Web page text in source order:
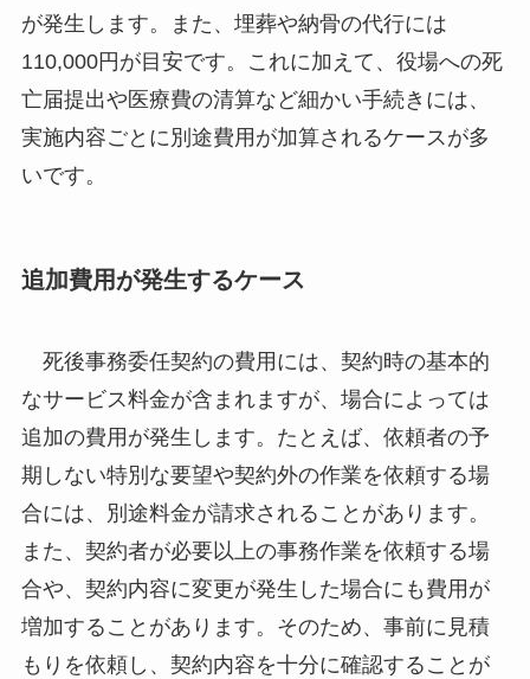
が発生します。また、埋葬や納骨の代行には
110,000円が目安です。これに加えて、役場への死
亡届提出や医療費の清算など細かい手続きには、
実施内容ごとに別途費用が加算されるケースが多
いです。
追加費用が発生するケース
死後事務委任契約の費用には、契約時の基本的
なサービス料金が含まれますが、場合によっては
追加の費用が発生します。たとえば、依頼者の予
期しない特別な要望や契約外の作業を依頼する場
合には、別途料金が請求されることがあります。
また、契約者が必要以上の事務作業を依頼する場
合や、契約内容に変更が発生した場合にも費用が
増加することがあります。そのため、事前に見積
もりを依頼し、契約内容を十分に確認することが